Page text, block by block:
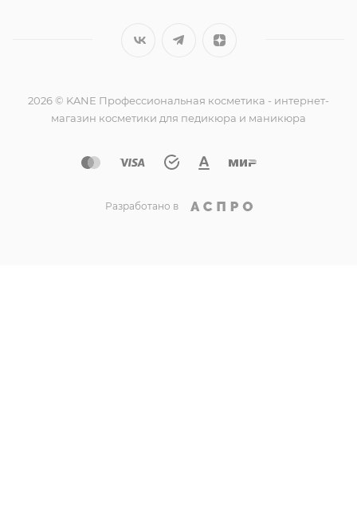
2026 © KANE Профессиональная косметика - интернет-
магазин косметики для педикюра и маникюра
Разработано в